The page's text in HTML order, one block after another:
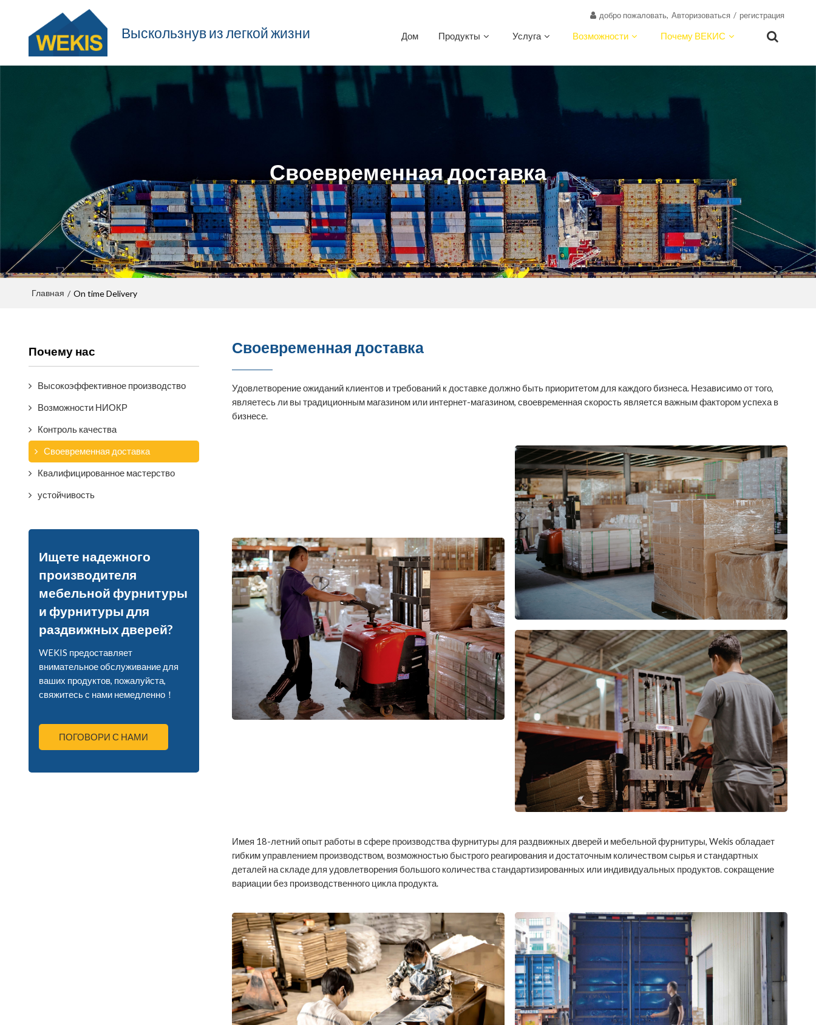
Выскользнув из легкой жизни
добро пожаловать, Авторизоваться / регистрация
Дом Продукты Услуга Возможности Почему ВЕКИС
О ВЕКИС Ресурсы Контакт
Своевременная доставка
Главная / On time Delivery
Почему нас
Высокоэффективное производство
Возможности НИОКР
Контроль качества
Своевременная доставка
Квалифицированное мастерство
устойчивость
Ищете надежного
производителя
мебельной фурнитуры
и фурнитуры для
раздвижных дверей?
WEKIS предоставляет
внимательное обслуживание для
ваших продуктов, пожалуйста,
свяжитесь с нами немедленно！
ПОГОВОРИ С НАМИ
Своевременная доставка
Удовлетворение ожиданий клиентов и требований к доставке должно быть приоритетом для каждого бизнеса. Независимо от того,
являетесь ли вы традиционным магазином или интернет-магазином, своевременная скорость является важным фактором успеха в
бизнесе.
Имея 18-летний опыт работы в сфере производства фурнитуры для раздвижных дверей и мебельной фурнитуры, Wekis обладает
гибким управлением производством, возможностью быстрого реагирования и достаточным количеством сырья и стандартных
деталей на складе для удовлетворения большого количества стандартизированных или индивидуальных продуктов. сокращение
вариации без производственного цикла продукта.